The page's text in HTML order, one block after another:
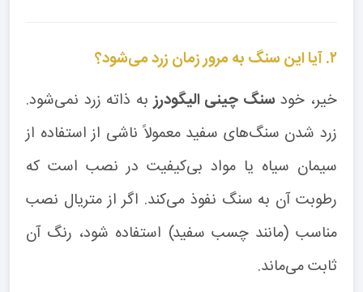
۲. آیا این سنگ به مرور زمان زرد می‌شود؟
خیر، خودسنگ چینی الیگودرزبه ذاته زرد نمی‌شود.
زرد شدن سنگ‌های سفید معمولاً ناشی از استفاده از
سیمان سیاه یا مواد بی‌کیفیت در نصب است که
رطوبت آن به سنگ نفوذ می‌کند. اگر از متریال نصب
مناسب (مانند چسب سفید) استفاده شود، رنگ آن
ثابت می‌ماند.